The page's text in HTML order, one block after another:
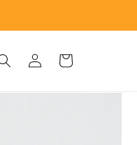
InloggenWinkelwagen